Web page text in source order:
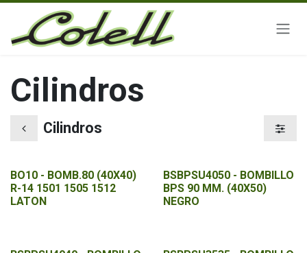
Ir al contenido
Cilindros
Cilindros
BO10 - BOMB.80 (40X40)
R-14 1501 1505 1512
LATON
BSBPSU4050 - BOMBILLO
BPS 90 MM. (40X50)
NEGRO